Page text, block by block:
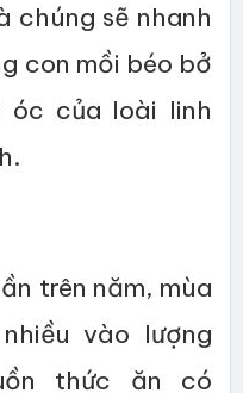
chúng sẽ nhanh
con mồi béo bở
của loài linh
trên năm, mùa
vào lượng
thức ăn có